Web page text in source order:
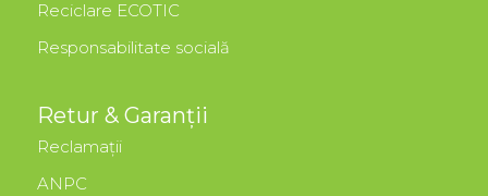
Reciclare ECOTIC
Responsabilitate socială
Retur & Garanții
Reclamații
ANPC